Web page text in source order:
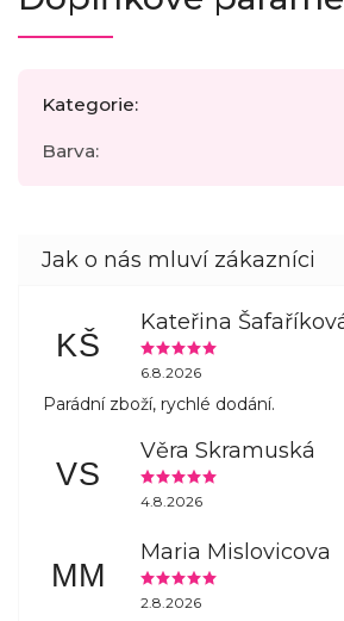
Kategorie:
Barva:
KŠ
Kateřina
6.8.2026
Parádní zboží, rychlé dodání.
VS
Věra Skramuská
4.8.2026
MM
Maria Mislovicova
2.8.2026